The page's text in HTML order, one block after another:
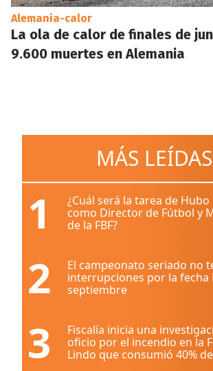
Alemania-calor
La ola de calor de finales de
9.600 muertes en Alemania
MÁS LEÍDAS
1
¿Cuál será la tarea de Hubo
como Director de Fútbol y
de la FBF?
2
El campeonato seriado no
interrupciones por la fecha
septiembre
3
Fiscalía inicia una
oficio por el incendio en la
Lindo que consumió 40%